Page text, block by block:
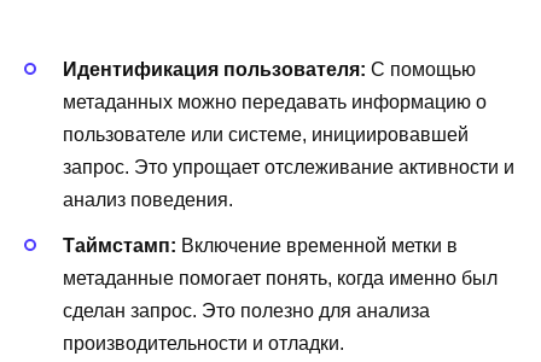
Идентификация пользователя: С помощью
метаданных можно передавать информацию о
пользователе или системе, инициировавшей
запрос. Это упрощает отслеживание активности и
анализ поведения.
Таймстамп: Включение временной метки в
метаданные помогает понять, когда именно был
сделан запрос. Это полезно для анализа
производительности и отладки.